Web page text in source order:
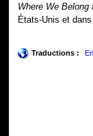
Where We Belong
États-Unis et
Traductions :